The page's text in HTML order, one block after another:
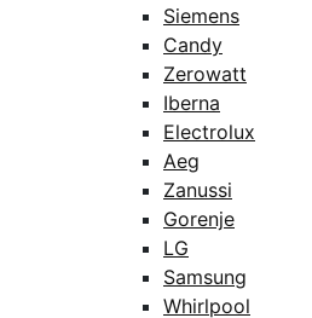
Siemens
Candy
Zerowatt
Iberna
Electrolux
Aeg
Zanussi
Gorenje
LG
Samsung
Whirlpool